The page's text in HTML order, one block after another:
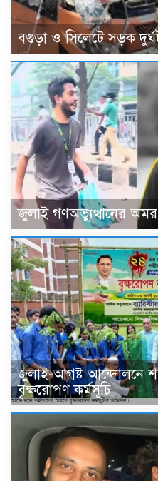
বগুড়া ও সিলেটে সড়ক
জুলাই গণঅভ্যুত্থানের
জুলাই-আগষ্ট আন্দোলনে
বৃক্ষরোপণ কর্মসূচি